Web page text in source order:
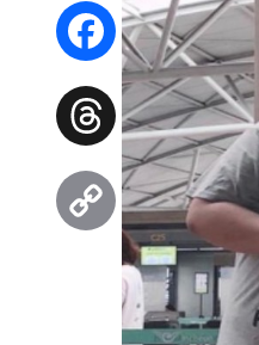
WhatsApp
Facebook
Threads
Copy
Link